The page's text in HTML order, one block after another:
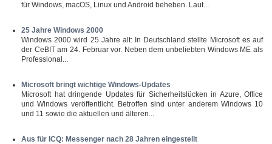
für Windows, macOS, Linux und Android beheben. Laut...
25 Jahre Windows 2000
Windows 2000 wird 25 Jahre alt: In Deutschland stellte Microsoft es auf
der CeBIT am 24. Februar vor. Neben dem unbeliebten Windows ME als
Professional...
Microsoft bringt wichtige Windows-Updates
Microsoft hat dringende Updates für Sicherheitslücken in Azure, Office
und Windows veröffentlicht. Betroffen sind unter anderem Windows 10
und 11 sowie die aktuellen und älteren...
Aus für ICQ: Messenger nach 28 Jahren eingestellt